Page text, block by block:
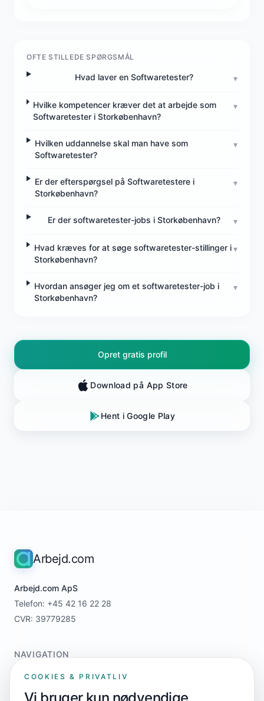
OFTE STILLEDE SPØRGSMÅL
Hvad laver en Softwaretester? ▾
Hvilke kompetencer kræver det at arbejde som
Softwaretester i Storkøbenhavn?
▾
Hvilken uddannelse skal man have som
Softwaretester?
▾
Er der efterspørgsel på Softwaretestere i
Storkøbenhavn?
▾
Er der softwaretester-jobs i Storkøbenhavn? ▾
Hvad kræves for at søge softwaretester-stillinger i
Storkøbenhavn?
▾
Hvordan ansøger jeg om et softwaretester-job i
Storkøbenhavn?
▾
Opret gratis profil
Download på App Store
Hent i Google Play
Arbejd.com
Arbejd.com ApS
Telefon: +45 42 16 22 28
CVR: 39779285
NAVIGATION
Home
For jobsøgere
COOKIES & PRIVATLIV